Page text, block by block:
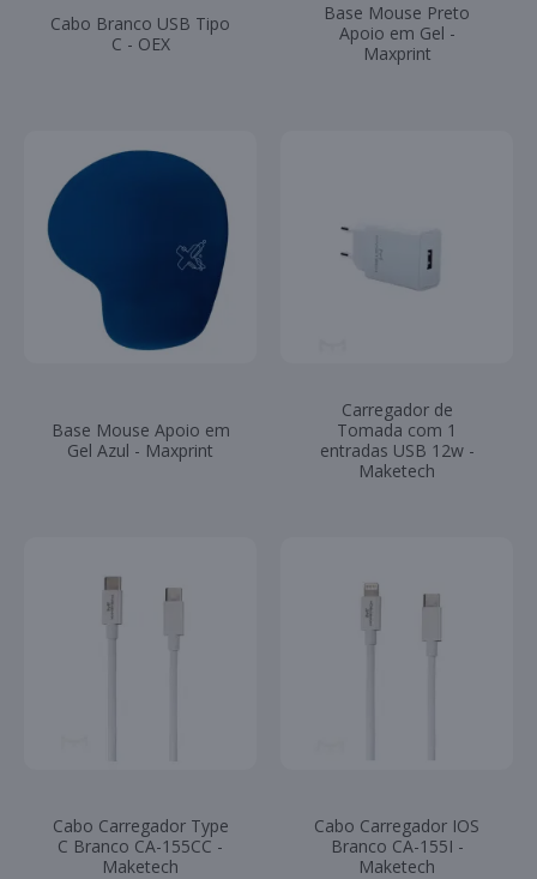
Cabo Branco USB Tipo
C - OEX
Base Mouse Preto
Apoio em Gel -
Maxprint
Base Mouse Apoio em
Gel Azul - Maxprint
Carregador de
Tomada com 1
entradas USB 12w -
Maketech
Cabo Carregador Type
C Branco CA-155CC -
Maketech
Cabo Carregador IOS
Branco CA-155I -
Maketech